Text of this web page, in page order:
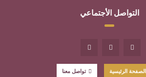
التواصل الأجتماعي
الصفحة الرئيسية تواصل معنا